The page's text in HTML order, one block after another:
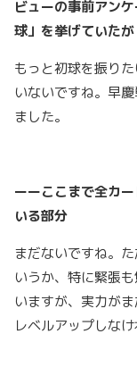
ビューの事前アン
球」を挙げていたが
もっと初球を振り
いないですね。早
ました。
ーーここまで全カ
いる部分
まだないですね。
いうか、特に緊張
いますが、実力が
レベルアップしな